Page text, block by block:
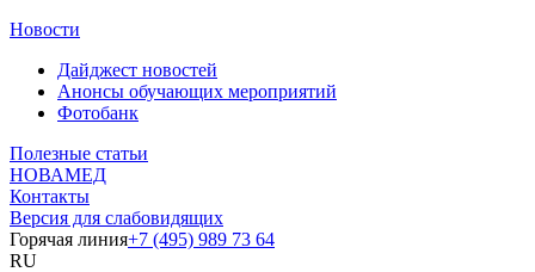
Новости
Дайджест новостей
Анонсы обучающих мероприятий
Фотобанк
Полезные статьи
НОВАМЕД
Контакты
Версия для слабовидящих
Горячая линия+7 (495) 989 73 64
RU